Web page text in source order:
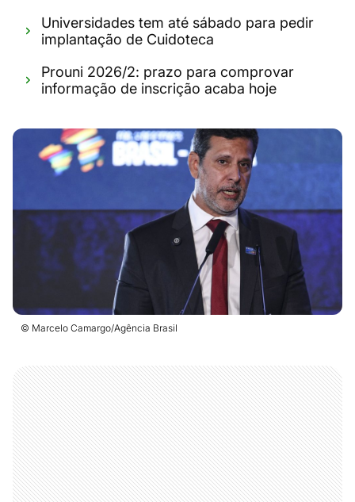
Universidades tem até sábado para pedir
implantação de Cuidoteca
Prouni 2026/2: prazo para comprovar
informação de inscrição acaba hoje
© Marcelo Camargo/Agência Brasil